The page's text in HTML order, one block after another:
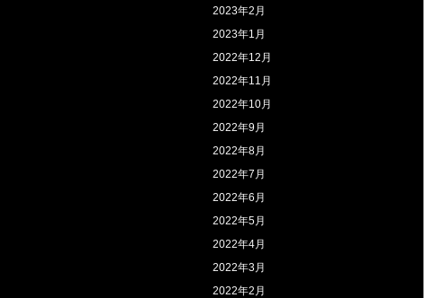
2023年2月
2023年1月
2022年12月
2022年11月
2022年10月
2022年9月
2022年8月
2022年7月
2022年6月
2022年5月
2022年4月
2022年3月
2022年2月